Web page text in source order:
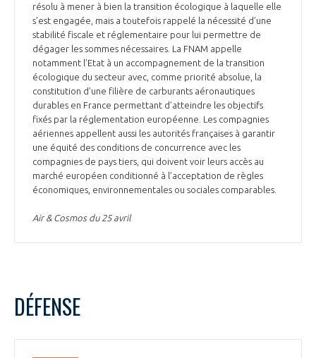
NOS RÉSEAUX À L'INTERNATIONAL
COMITÉ AERO PME
STARTAIR
COMMISSIONS ET COMITÉS
LES PROGRAMMES DU GIFAS
UN ÉCOSYSTÈME INTÉGRÉ ET COHÉRENT
POURQUOI DEVENIR MEMBRE ?
LA MÉDIATION
LA MÉDIATION DANS LA FILIÈRE AÉRONAUTIQUE ET SPATIALE
LE MÉDIATEUR DE LA FILIÈRE AÉRONAUTIQUE ET SPATIALE
MÉDIATION ET CHARTE D’ENGAGEMENT SUR LES RELATIONS ENTRE
CLIENTS ET FOURNISSEURS
PRENDRE CONTACT AVEC LE MÉDIATEUR DE LA FILIÈRE
LE SALON DU BOURGET
L'OBSERVATOIRE
CHIFFRES CLÉS
LES ENJEUX
EMPLOI & FORMATION
ENVIRONNEMENT
DOCUMENTS & BROCHURES
résolu à mener à bien la transition écologique à laquelle elle
s’est engagée, mais a toutefois rappelé la nécessité d’une
stabilité fiscale et réglementaire pour lui permettre de
dégager les sommes nécessaires. La FNAM appelle
notamment l’Etat à un accompagnement de la transition
écologique du secteur avec, comme priorité absolue, la
constitution d’une filière de carburants aéronautiques
durables en France permettant d’atteindre les objectifs
fixés par la réglementation européenne. Les compagnies
aériennes appellent aussi les autorités françaises à garantir
une équité des conditions de concurrence avec les
compagnies de pays tiers, qui doivent voir leurs accès au
marché européen conditionné à l’acceptation de règles
économiques, environnementales ou sociales comparables.
Air & Cosmos du 25 avril
DÉFENSE
Découvrez les avantages d'adhérer au GIFAS.
Rencontres, salons, données sectorielles,
programmes ...
DEMANDE D’ADHÉSION